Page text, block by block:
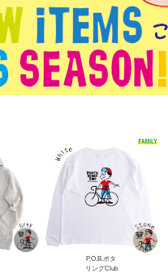
P.O.B.ポタ
リングClub